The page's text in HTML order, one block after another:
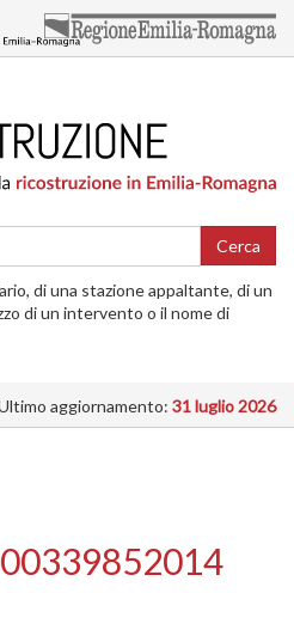
Cerca
di una stazione appaltante, di un
di un intervento o il nome di
aggiornamento: 31 luglio 2026